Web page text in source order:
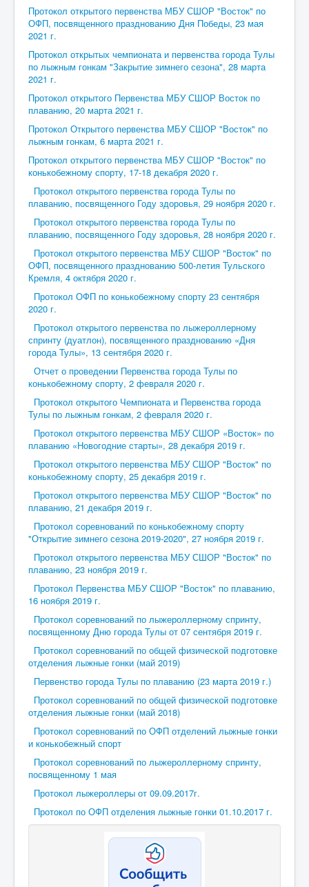
Протокол открытого первенства МБУ СШОР "Восток" по
ОФП, посвященного празднованию Дня Победы, 23 мая
2021 г.
Протокол открытых чемпионата и первенства города Тулы
по лыжным гонкам "Закрытие зимнего сезона", 28 марта
2021 г.
Протокол открытого Первенства МБУ СШОР Восток по
плаванию, 20 марта 2021 г.
Протокол Открытого первенства МБУ СШОР "Восток" по
лыжным гонкам, 6 марта 2021 г.
Протокол открытого первенства МБУ СШОР "Восток" по
конькобежному спорту, 17-18 декабря 2020 г.
Протокол открытого первенства города Тулы по
плаванию, посвященного Году здоровья, 29 ноября 2020 г.
Протокол открытого первенства города Тулы по
плаванию, посвященного Году здоровья, 28 ноября 2020 г.
Протокол открытого первенства МБУ СШОР "Восток" по
ОФП, посвященного празднованию 500-летия Тульского
Кремля, 4 октября 2020 г.
Протокол ОФП по конькобежному спорту 23 сентября
2020 г.
Протокол открытого первенства по лыжероллерному
спринту (дуатлон), посвященного празднованию «Дня
города Тулы», 13 сентября 2020 г.
Отчет о проведении Первенства города Тулы по
конькобежному спорту, 2 февраля 2020 г.
Протокол открытого Чемпионата и Первенства города
Тулы по лыжным гонкам, 2 февраля 2020 г.
Протокол открытого первенства МБУ СШОР «Восток» по
плаванию «Новогодние старты», 28 декабря 2019 г.
Протокол открытого первенства МБУ СШОР "Восток" по
конькобежному спорту, 25 декабря 2019 г.
Протокол открытого первенства МБУ СШОР "Восток" по
плаванию, 21 декабря 2019 г.
Протокол соревнований по конькобежному спорту
"Открытие зимнего сезона 2019-2020", 27 ноября 2019 г.
Протокол открытого первенства МБУ СШОР "Восток" по
плаванию, 23 ноября 2019 г.
Протокол Первенства МБУ СШОР "Восток" по плаванию,
16 ноября 2019 г.
Протокол соревнований по лыжероллерному спринту,
посвященному Дню города Тулы от 07 сентября 2019 г.
Протокол соревнований по общей физической подготовке
отделения лыжные гонки (май 2019)
Первенство города Тулы по плаванию (23 марта 2019 г.)
Протокол соревнований по общей физической подготовке
отделения лыжные гонки (май 2018)
Протокол соревнований по ОФП отделений лыжные гонки
и конькобежный спорт
Протокол соревнований по лыжероллерному спринту,
посвященному 1 мая
Протокол лыжероллеры от 09.09.2017г.
Протокол по ОФП отделения лыжные гонки 01.10.2017 г.